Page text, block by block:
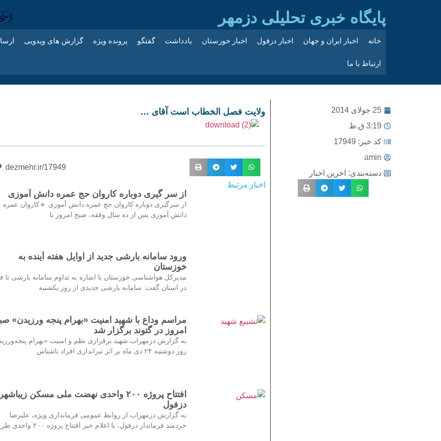
پایگاه خبری تحلیلی دزمهر
خانه اخبار ایران و جهان اخبار دزفول اخبار خوزستان یادداشت گفتگو پرونده ویژه گزارش های ویدویی
ارتباط با ما
25 جولای 2014
3:19 ق.ظ
کد خبر: 17949
amin
دسته‌بندی: اخرین اخبار
ولایت فصل الخطاب است آقای …
dezmehr.ir/17949
اخبار مرتبط
از سر گیری دوباره کاروان حج عمره دانش آموزی
از سرگیری دوباره کاروان حج عمره دانش آموزی 🔹کاروان عمره
دانش آموزی پس از ده سال وقفه، صبح امروز با
ورود سامانه بارشی جدید از اوایل هفته آینده به
خوزستان
مدیرکل هواشناسی خوزستان با اشاره به تداوم سامانه بارشی تا
در استان گفت: سامانه بارشی جدیدی از روز یکشنبه
مراسم وداع با شهید امنیت «بهرام پنجه ورزیدن»
امروز در گتوند برگزار شد
به گزارش دزمهراب شهید برقراری نظم و امنیت «بهرام
روز دوشنبه ۲۴ دی ماه بر اثر تیراندازی افراد ناشناس
افتتاح پروژه ۲۰۰ واحدی نهضت ملی مسکن زیباشهر
دزفول
به گزارش دزمهراب از روابط عمومی فرمانداری ویژه، علیرضا
خردمند فرماندار دزفول، با اعلام خبر افتتاح پروژه ۲۰۰ واحدی طرح